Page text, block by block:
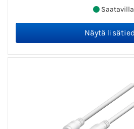
Saatavilla